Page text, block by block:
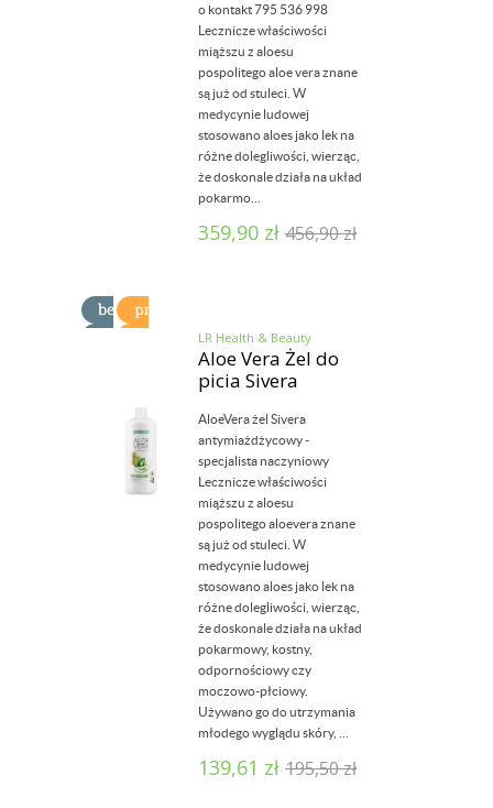
o kontakt 795 536 998
Lecznicze właściwości
miąższu z aloesu
pospolitego aloe vera znane
są już od stuleci. W
medycynie ludowej
stosowano aloes jako lek na
różne dolegliwości, wierząc,
że doskonale działa na układ
pokarmo...
359,90 zł 456,90zł
LR Health & Beauty
Aloe Vera Żel do
picia Sivera
AloeVera żel Sivera
antymiażdżycowy -
specjalista naczyniowy
Lecznicze właściwości
miąższu z aloesu
pospolitego aloevera znane
są już od stuleci. W
medycynie ludowej
stosowano aloes jako lek na
różne dolegliwości, wierząc,
że doskonale działa na układ
pokarmowy, kostny,
odpornościowy czy
moczowo-płciowy.
Używano go do utrzymania
młodego wyglądu skóry, ...
139,61 zł 195,50zł